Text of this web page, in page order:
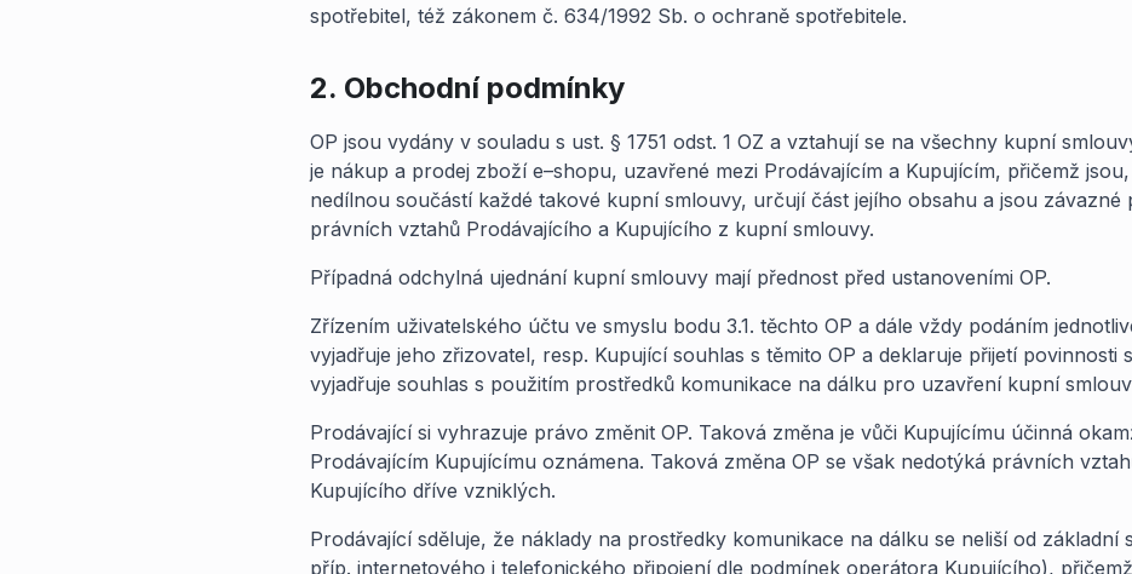
spotřebitel, též zákonem č. 634/1992 Sb. o ochraně spotřebitele.
2. Obchodní podmínky
OP jsou vydány v souladu s ust. § 1751 odst. 1 OZ a vztahují se na všechny kupní
je nákup a prodej zboží e–shopu, uzavřené mezi Prodávajícím a Kupujícím, přičemž
nedílnou součástí každé takové kupní smlouvy, určují část jejího obsahu a jsou závazné
právních vztahů Prodávajícího a Kupujícího z kupní smlouvy.
Případná odchylná ujednání kupní smlouvy mají přednost před ustanoveními OP.
Zřízením uživatelského účtu ve smyslu bodu 3.1. těchto OP a dále vždy podáním
vyjadřuje jeho zřizovatel, resp. Kupující souhlas s těmito OP a deklaruje přijetí povinnosti
vyjadřuje souhlas s použitím prostředků komunikace na dálku pro uzavření kupní
Prodávající si vyhrazuje právo změnit OP. Taková změna je vůči Kupujícímu účinná
Prodávajícím Kupujícímu oznámena. Taková změna OP se však nedotýká právních
Kupujícího dříve vzniklých.
Prodávající sděluje, že náklady na prostředky komunikace na dálku se neliší od základní
příp. internetového i telefonického připojení dle podmínek operátora Kupujícího),